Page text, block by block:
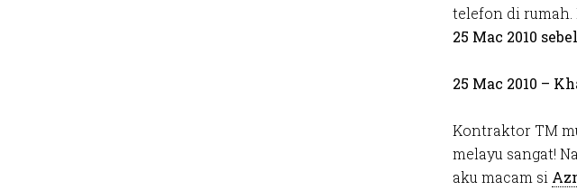
telefon di rumah.
25 Mac 2010
25 Mac 2010 –
Kontraktor TM
melayu sangat!
aku macam si